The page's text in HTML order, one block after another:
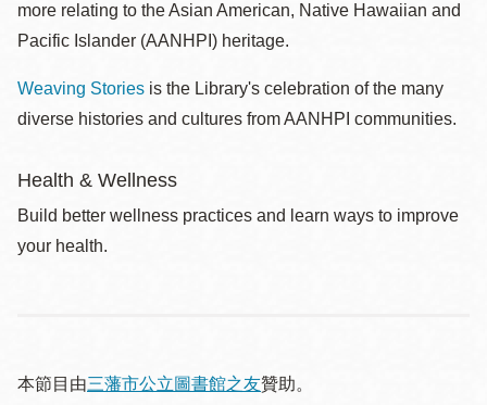
more relating to the Asian American, Native Hawaiian and
Pacific Islander (AANHPI) heritage.
Weaving Stories is the Library's celebration of the many
diverse histories and cultures from AANHPI communities.
Health & Wellness
Build better wellness practices and learn ways to improve
your health.
本節目由三藩市公立圖書館之友贊助。